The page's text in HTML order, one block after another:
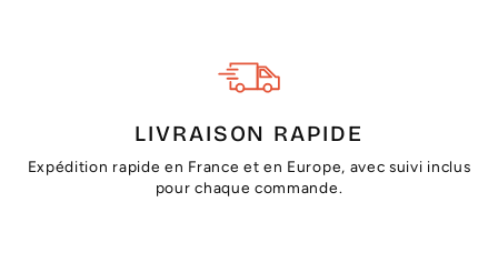
LIVRAISON RAPIDE
Expédition rapide en France et en Europe, avec suivi inclus
pour chaque commande.